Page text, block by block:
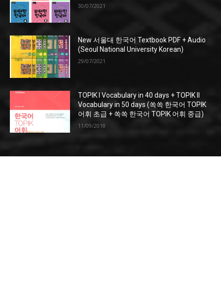
30/07/2021
New 서울대 한국어 Textbook PDF + Audio
(Seoul National University Korean)
29/07/2021
TOPIK I Vocabulary in 40 days + TOPIK II
Vocabulary in 50 days (쏙쏙 한국어 TOPIK
어휘 초급 + 쏙쏙 한국어 TOPIK 어휘 중급)
11/09/2018